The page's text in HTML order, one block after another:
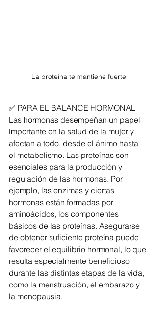
La proteína te mantiene fuerte
✅ PARA EL BALANCE HORMONAL
Las hormonas desempeñan un papel
importante en la salud de la mujer y
afectan a todo, desde el ánimo hasta
el metabolismo. Las proteínas son
esenciales para la producción y
regulación de las hormonas. Por
ejemplo, las enzimas y ciertas
hormonas están formadas por
aminoácidos, los componentes
básicos de las proteínas. Asegurarse
de obtener suficiente proteína puede
favorecer el equilibrio hormonal, lo que
resulta especialmente beneficioso
durante las distintas etapas de la vida,
como la menstruación, el embarazo y
la menopausia.